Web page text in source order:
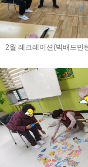
2월 레크레이션(빅배드민